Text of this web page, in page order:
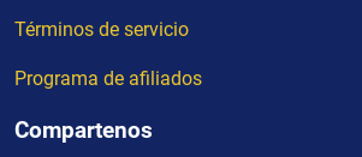
Términos de servicio
Programa de afiliados
Compartenos